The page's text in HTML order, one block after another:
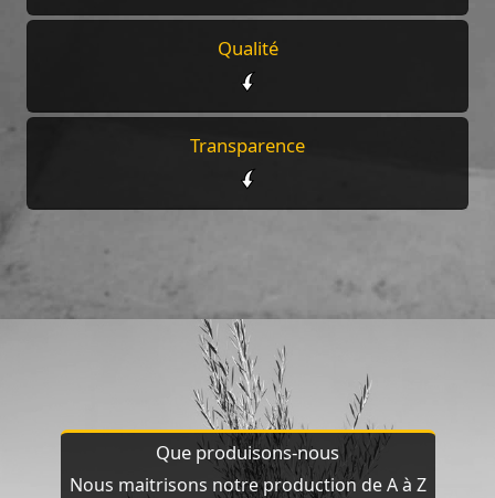
Qualité
Transparence
Que produisons-nous
Nous maitrisons notre production de A à Z